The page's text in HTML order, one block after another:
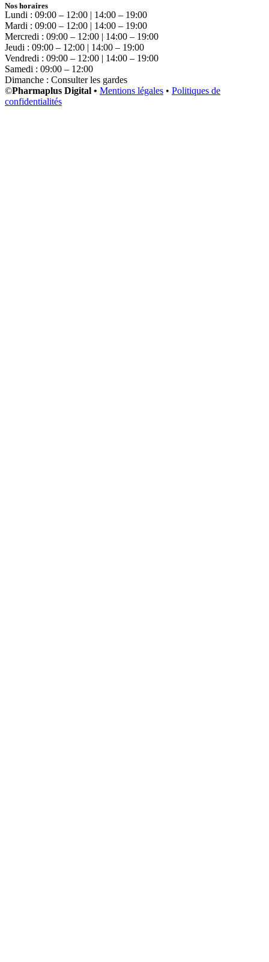
Nos horaires
Lundi : 09:00 – 12:00 | 14:00 – 19:00
Mardi : 09:00 – 12:00 | 14:00 – 19:00
Mercredi : 09:00 – 12:00 | 14:00 – 19:00
Jeudi : 09:00 – 12:00 | 14:00 – 19:00
Vendredi : 09:00 – 12:00 | 14:00 – 19:00
Samedi : 09:00 – 12:00
Dimanche : Consulter les gardes
©Pharmaplus Digital • Mentions légales • Politiques de
confidentialités